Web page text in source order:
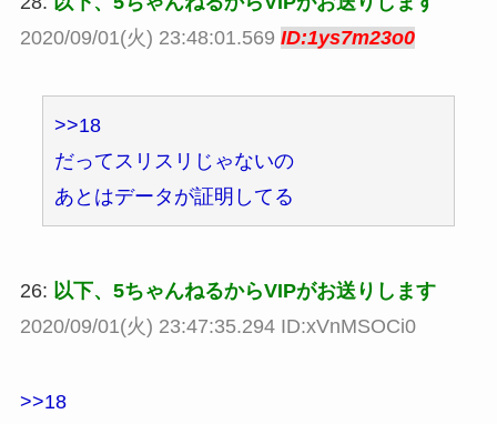
2020/09/01(火) 23:48:01.569 ID:1ys7m23o0
>>18
だってスリスリじゃないの
あとはデータが証明してる
26: 以下、5ちゃんねるからVIPがお送りします
2020/09/01(火) 23:47:35.294 ID:xVnMSOCi0
>>18